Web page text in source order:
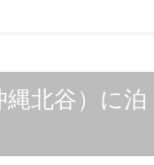
北谷）に泊